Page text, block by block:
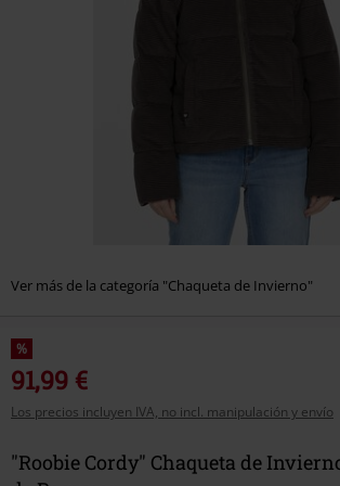
Ver más de la categoría "Chaqueta de Invierno"
%
91,99 €
Los precios incluyen IVA, no incl. manipulación y envío
"Roobie Cordy" Chaqueta de